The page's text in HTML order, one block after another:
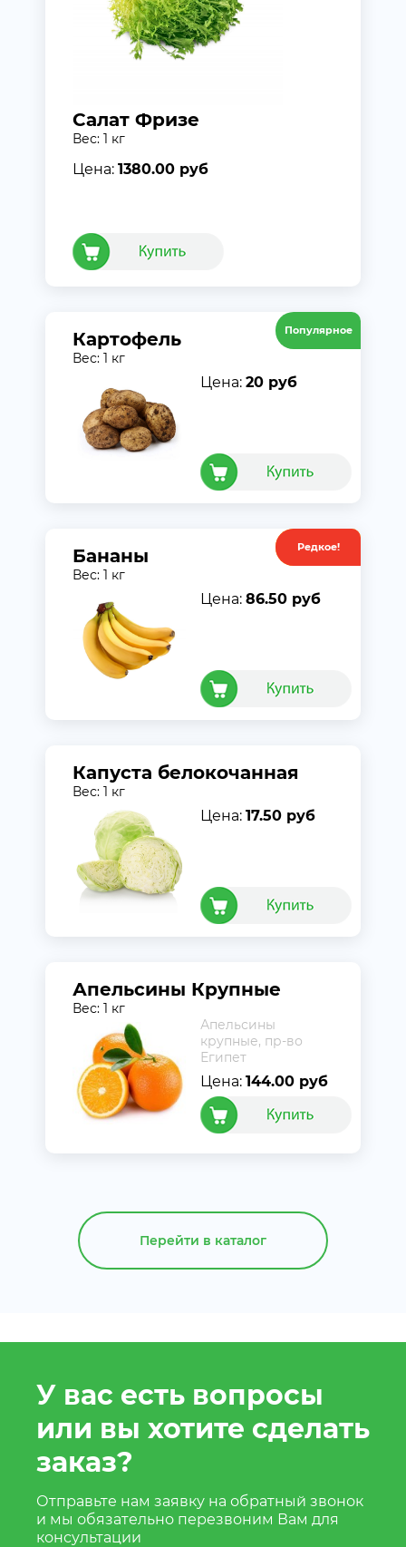
Салат Фризе
Вес: 1 кг
Цена: 1380.00 руб
Популярное
Картофель
Вес: 1 кг
Цена: 20 руб
Акция
Редкое!
Бананы
Вес: 1 кг
Цена: 86.50 руб
Капуста белокочанная
Вес: 1 кг
Цена: 17.50 руб
Апельсины Крупные
Вес: 1 кг
Апельсины
крупные, пр-во
Египет
Цена: 144.00 руб
Перейти в каталог
У вас есть вопросы
или вы хотите сделать
заказ?
Отправьте нам заявку на обратный звонок
и мы обязательно перезвоним Вам для
консультации